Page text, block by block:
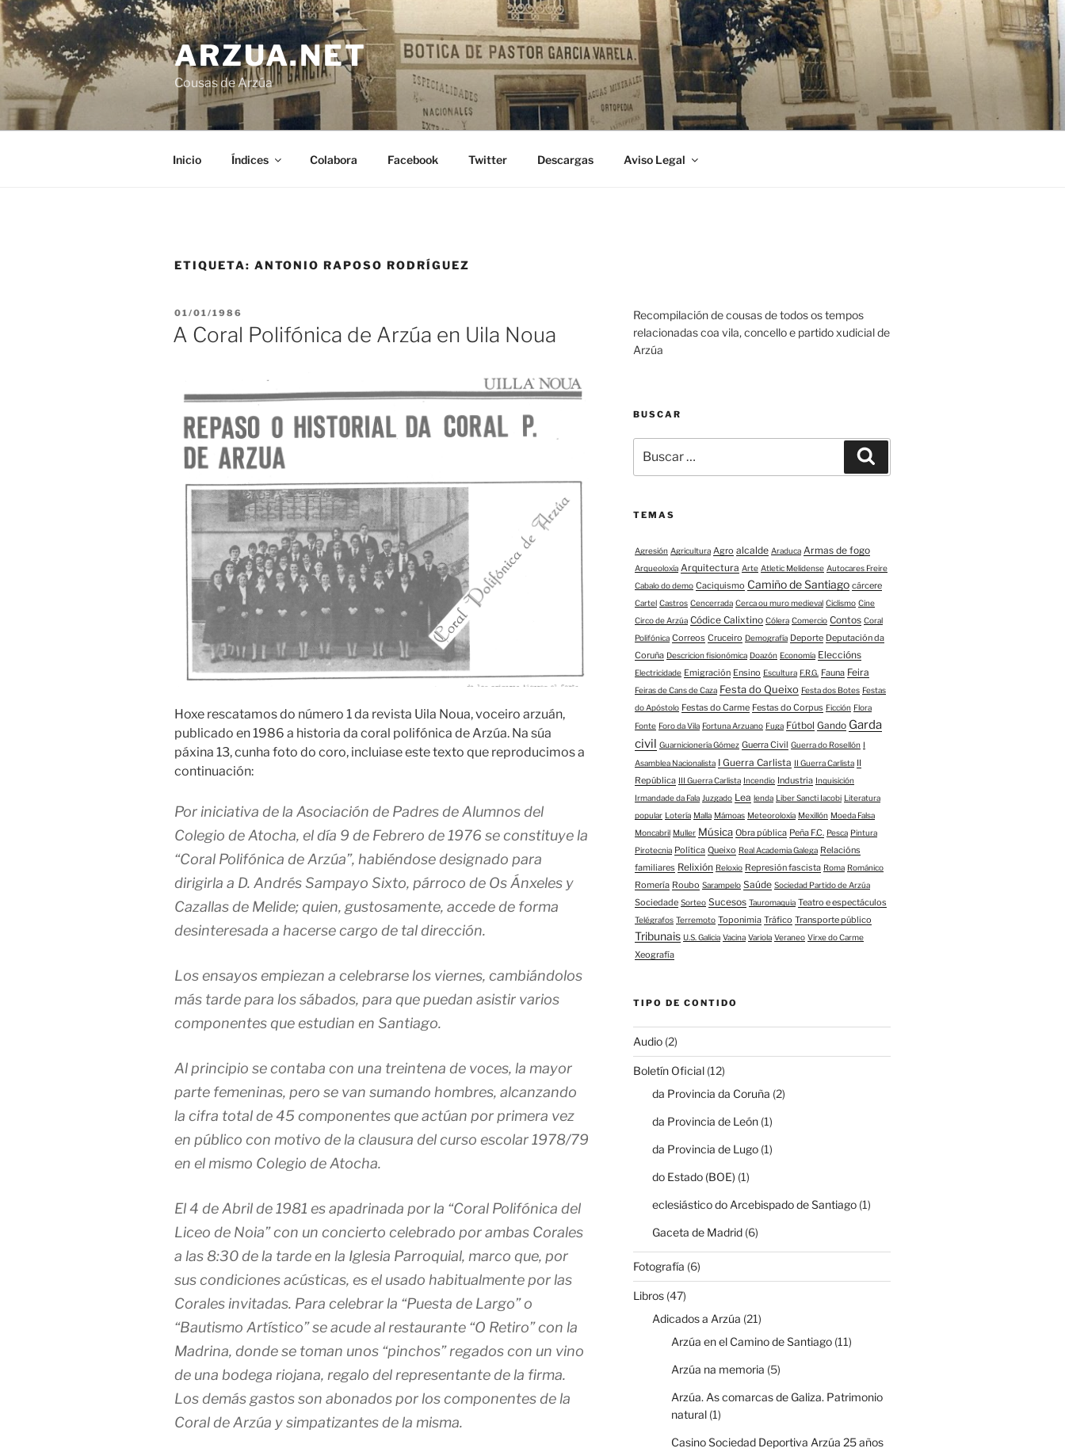
Ir
o
contido
ARZUA.NET
Cousas de Arzúa
Inicio Índices Colabora Facebook Twitter Descargas Aviso Legal
ETIQUETA: ANTONIO RAPOSO RODRÍGUEZ
PUBLICADO
EN
01/01/1986
A Coral Polifónica de Arzúa en Uila Noua
Hoxe rescatamos do número 1 da revista Uila Noua, voceiro arzuán,
publicado en 1986 a historia da coral polifónica de Arzúa. Na súa
páxina 13, cunha foto do coro, incluiase este texto que reproducimos a
continuación:
Por iniciativa de la Asociación de Padres de Alumnos del
Colegio de Atocha, el día 9 de Febrero de 1976 se constituye la
“Coral Polifónica de Arzúa”, habiéndose designado para
dirigirla a D. Andrés Sampayo Sixto, párroco de Os Ánxeles y
Cazallas de Melide; quien, gustosamente, accede de forma
desinteresada a hacerse cargo de tal dirección.
Los ensayos empiezan a celebrarse los viernes, cambiándolos
más tarde para los sábados, para que puedan asistir varios
componentes que estudian en Santiago.
Al principio se contaba con una treintena de voces, la mayor
parte femeninas, pero se van sumando hombres, alcanzando
la cifra total de 45 componentes que actúan por primera vez
en público con motivo de la clausura del curso escolar 1978/79
en el mismo Colegio de Atocha.
El 4 de Abril de 1981 es apadrinada por la “Coral Polifónica del
Liceo de Noia” con un concierto celebrado por ambas Corales
a las 8:30 de la tarde en la Iglesia Parroquial, marco que, por
sus condiciones acústicas, es el usado habitualmente por las
Corales invitadas. Para celebrar la “Puesta de Largo” o
“Bautismo Artístico” se acude al restaurante “O Retiro” con la
Madrina, donde se toman unos “pinchos” regados con un vino
de una bodega riojana, regalo del representante de la firma.
Los demás gastos son abonados por los componentes de la
Coral de Arzúa y simpatizantes de la misma.
Recompilación de cousas de todos os tempos
relacionadas coa vila, concello e partido xudicial de
Arzúa
BUSCAR
TEMAS
Agresión Agricultura Agro alcalde Araduca Armas de fogo
Arqueoloxía Arquitectura Arte Atletic Melidense Autocares Freire
Cabalo do demo Caciquismo Camiño de Santiago cárcere
Cartel Castros Cencerrada Cerca ou muro medieval Ciclismo Cine
Circo de Arzúa Códice Calixtino Cólera Comercio Contos Coral
Polifónica Correos Cruceiro Demografía Deporte Deputación da
Coruña Descricion fisionómica Doazón Economía Eleccións
Electricidade Emigración Ensino Escultura F.R.G. Fauna Feira
Feiras de Cans de Caza Festa do Queixo Festa dos Botes Festas
do Apóstolo Festas do Carme Festas do Corpus Ficción Flora
Fonte Foro da Vila Fortuna Arzuano Fuga Fútbol Gando Garda
civil Guarnicionería Gómez Guerra Civil Guerra do Rosellón I
Asamblea Nacionalista I Guerra Carlista II Guerra Carlista II
República III Guerra Carlista Incendio Industria Inquisición
Irmandade da Fala Juzgado Lea lenda Liber Sancti Iacobi Literatura
popular Lotería Malla Mámoas Meteoroloxía Mexillón Moeda Falsa
Moncabril Muller Música Obra pública Peña F.C. Pesca Pintura
Pirotecnia Política Queixo Real Academia Galega Relacións
familiares Relixión Reloxio Represión fascista Roma Románico
Romería Roubo Sarampelo Saúde Sociedad Partido de Arzúa
Sociedade Sorteo Sucesos Tauromaquia Teatro e espectáculos
Telégrafos Terremoto Toponimia Tráfico Transporte público
Tribunais U.S. Galicia Vacina Variola Veraneo Virxe do Carme
Xeografía
TIPO DE CONTIDO
Audio(2)
Boletín Oficial(12)
da Provincia da Coruña (2)
da Provincia de León(1)
da Provincia de Lugo(1)
do Estado (BOE) (1)
eclesiástico do Arcebispado de Santiago(1)
Gaceta de Madrid(6)
Fotografía (6)
Libros(47)
Adicados a Arzúa (21)
Arzúa en el Camino de Santiago(11)
Arzúa na memoria (5)
Arzúa. As comarcas de Galiza. Patrimonio
natural(1)
Casino Sociedad Deportiva Arzúa 25 años